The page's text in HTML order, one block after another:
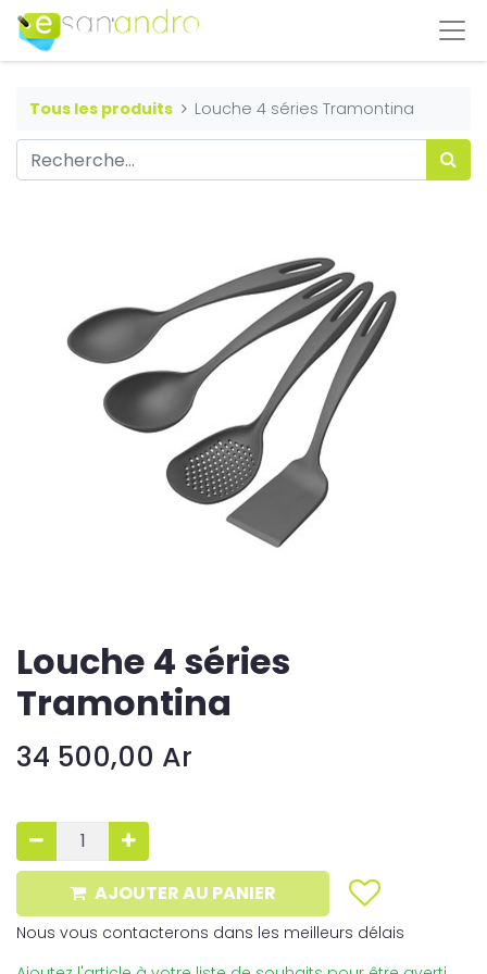
Tous les produits Louche 4 séries Tramontina
Louche 4 séries
Tramontina
34 500,00 Ar
AJOUTER AU PANIER
Nous vous contacterons dans les meilleurs délais